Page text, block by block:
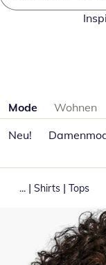
Produktkategorien
Mode Wohnen
Neu!
... | Shirts | Tops